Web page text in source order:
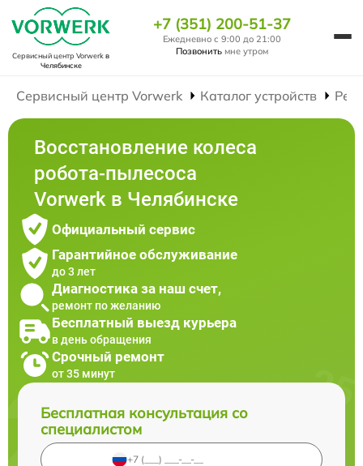
Сервисный центр Vorwerkв
Челябинске
+7 (351) 200-51-37
Ежедневно с 9:00 до 21:00
Позвонить мне утром
Сервисный центр Vorwerk Каталог устройств
Восстановление колеса
робота-пылесоса
Vorwerk в Челябинске
Официальный сервис
Гарантийное обслуживание
до 3 лет
Диагностика за наш счет,
ремонт по желанию
Бесплатный выезд курьера
в день обращения
Срочный ремонт
от 35 минут
Бесплатная консультация со
специалистом